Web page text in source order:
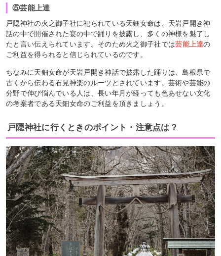
⑤芸能上達
戸隠神社の火之御子社に祀られている天鈿女命は、天岩戸開き神
話の中で開催された宴の中で踊りを披露し、多くの神様を魅了し
たと言い伝えられています。そのため火之御子社では芸能上達の
ご利益を得られると信じられているのです。
ちなみに天鈿女命が天岩戸開き神話で披露した踊りは、島根県で
古くから伝わる石見神楽のルーツとされています。芸術や芸能の
分野で伸び悩んでいる人は、長い年月が経っても色あせない文化
の考案者である天鈿女命のご利益を頂きましょう。
戸隠神社に行くときのポイント・注意点は？